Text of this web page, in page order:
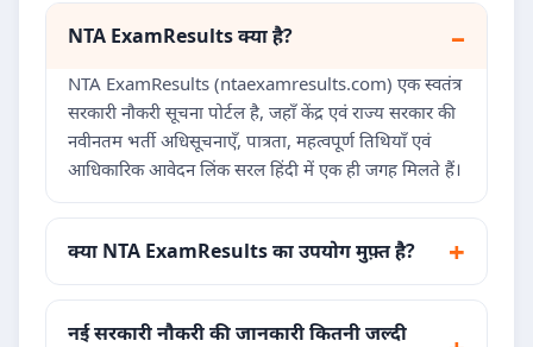
NTA ExamResults क्या है?
NTA ExamResults (ntaexamresults.com) एक स्वतंत्र
सरकारी नौकरी सूचना पोर्टल है, जहाँ केंद्र एवं राज्य सरकार की
नवीनतम भर्ती अधिसूचनाएँ, पात्रता, महत्वपूर्ण तिथियाँ एवं
आधिकारिक आवेदन लिंक सरल हिंदी में एक ही जगह मिलते हैं।
क्या NTA ExamResults का उपयोग मुफ़्त है?
नई सरकारी नौकरी की जानकारी कितनी जल्दी